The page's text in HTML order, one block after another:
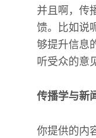
并且啊，传
馈。比如说
够提升信息
听受众的意
传播学与新
你提供的内